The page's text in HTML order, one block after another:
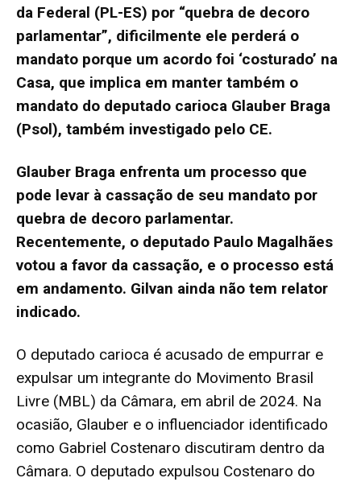
da Federal (PL-ES) por “quebra de decoro
parlamentar”, dificilmente ele perderá o
mandato porque um acordo foi ‘costurado’ na
Casa, que implica em manter também o
mandato do deputado carioca Glauber Braga
(Psol), também investigado pelo CE.
Glauber Braga enfrenta um processo que
pode levar à cassação de seu mandato por
quebra de decoro parlamentar.
Recentemente, o deputado Paulo Magalhães
votou a favor da cassação, e o processo está
em andamento. Gilvan ainda não tem relator
indicado.
O deputado carioca é acusado de empurrar e
expulsar um integrante do Movimento Brasil
Livre (MBL) da Câmara, em abril de 2024. Na
ocasião, Glauber e o influenciador identificado
como Gabriel Costenaro discutiram dentro da
Câmara. O deputado expulsou Costenaro do